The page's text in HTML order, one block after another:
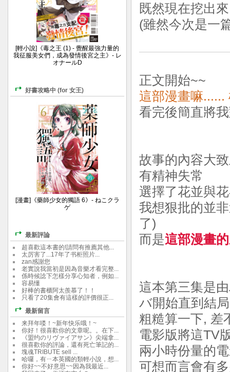
既然現在挖出
(雖然今次是一
正文開始~~
這部漫畫嘛......
看完後簡直將
故事的內容大
有精神失常
選擇了花並與
我想狠批的並
了)
而是這部漫畫
這本第三集是
バ開始直到結局
粗糙算一下, 差
電影版將這TV
兩小時份量的
可想而言會有
[輕小說]《毒之王 (1) - 覺醒最強力量的
我征服美女們，成為發情後宮之主》- レ
オナールD
好書攻略中 (for 女王)
[漫畫]《藥師少女的獨語 6》- ねこクラ
ゲ
最新評論
超喜歡這本書的!請問有推薦其他...
太厉害了...17年了书柜照片...
zan感謝您
老實說我當初是因為音樂才看完整...
係時候諗下怎樣分享心知者，例如...
容易懂
好棒的書櫃阿太羨慕了！！
只看了20集會有這樣的評價很正...
最新留言
来拜年喽！~新年快乐哦！~
你好！很喜歡你的文章呢。。在下...
《盟约のリヴァイアサン》尖端拿...
很喜歡你的評論，還有死亡筆記的...
塊魂TRIBUTE sell ...
哈囉，有ㄧ本英國的類輕小說，想...
你好~~不好意思~~因為我最近...